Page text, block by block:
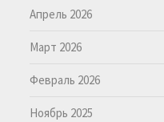
Апрель 2026
Март 2026
Февраль 2026
Ноябрь 2025